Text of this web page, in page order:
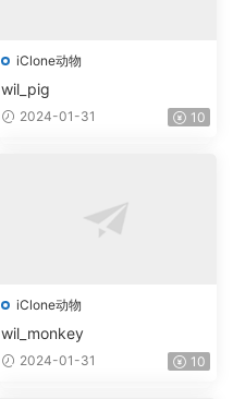
iClone动物
wil_pig
2024-01-31 10
iClone动物
wil_monkey
2024-01-31 10